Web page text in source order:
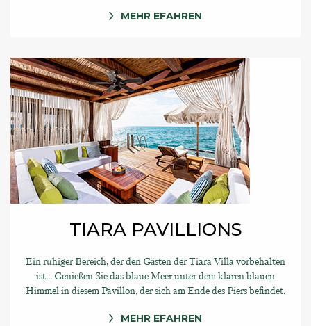
MEHR EFAHREN
TIARA PAVILLIONS
Ein ruhiger Bereich, der den Gästen der Tiara Villa vorbehalten
ist... Genießen Sie das blaue Meer unter dem klaren blauen
Himmel in diesem Pavillon, der sich am Ende des Piers befindet.
MEHR EFAHREN